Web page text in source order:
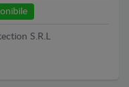
S.R.L